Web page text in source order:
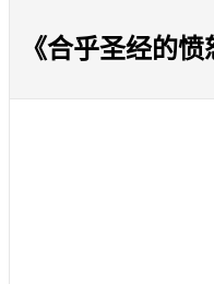
《合乎圣经的